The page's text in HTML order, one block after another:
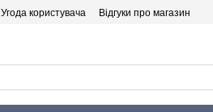
Угода користувача Відгуки про магазин